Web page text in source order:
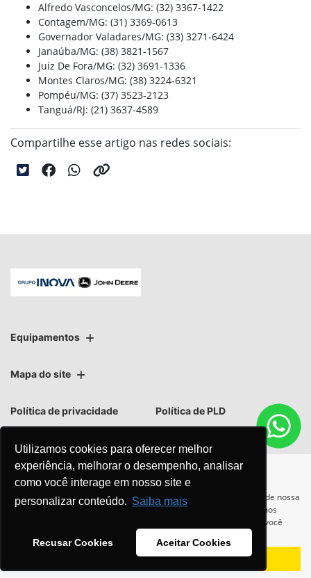
Utilizamos cookies para oferecer melhor
experiência, melhorar o desempenho, analisar
como você interage em nosso site e
personalizar conteúdo. Saiba mais
Recusar Cookies Aceitar Cookies
Alfredo Vasconcelos/MG: (32) 3367-1422
Contagem/MG: (31) 3369-0613
Governador Valadares/MG: (33) 3271-6424
Janaúba/MG: (38) 3821-1567
Juiz De Fora/MG: (32) 3691-1336
Montes Claros/MG: (38) 3224-6321
Pompéu/MG: (37) 3523-2123
Tanguá/RJ: (21) 3637-4589
Compartilhe esse artigo nas redes sociais:
Equipamentos
Mapa do site
Política de privacidade Política de PLD
No trânsito, enxergar o outro
Para otimizar sua experiência durante a navegação, fazemos uso de nossa
política de cookies e para proteger seus dados pessoais respeitamos
. Ao seguir com a navegação e visita você
Recusar